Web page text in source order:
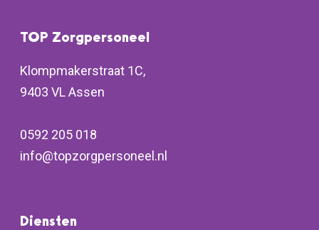
TOP Zorgpersoneel
Klompmakerstraat 1C,
9403 VL Assen
0592 205 018
info@topzorgpersoneel.nl
Diensten